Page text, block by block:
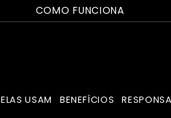
COMO FUNCIONA
ELAS USAM BENEFÍCIOS